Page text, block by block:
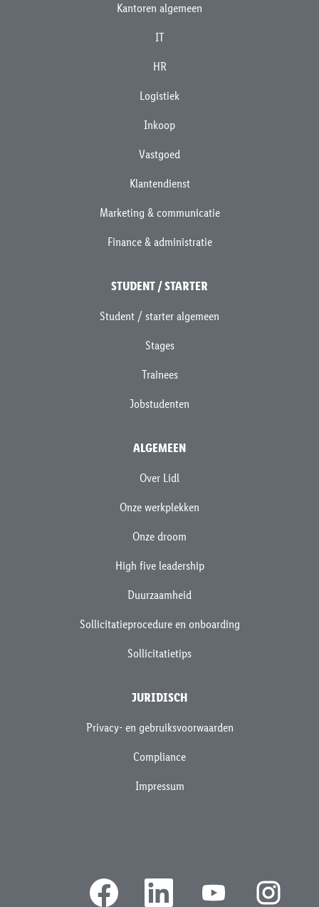
p
e
O
Kantoren algemeen
IT
HR
Logistiek
Inkoop
Vastgoed
Klantendienst
Marketing & communicatie
Finance & administratie
STUDENT / STARTER
Student / starter algemeen
Stages
Trainees
Jobstudenten
ALGEMEEN
Over Lidl
Onze werkplekken
Onze droom
High five leadership
Duurzaamheid
Sollicitatieprocedure en onboarding
Sollicitatietips
JURIDISCH
Privacy- en gebruiksvoorwaarden
Compliance
Impressum